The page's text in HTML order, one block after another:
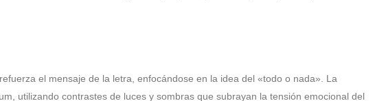
el mensaje de la letra, enfocándose en la idea del «todo o nada». La
utilizando contrastes de luces y sombras que subrayan la tensión emocional del